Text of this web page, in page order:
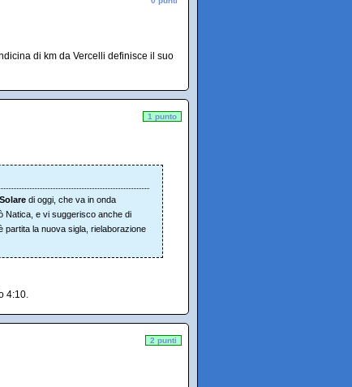
di km da Vercelli definisce il suo
1 punto
di oggi, che va in onda
Natica, e vi suggerisco anche di
partita la nuova sigla, rielaborazione
4:10.
2 punti